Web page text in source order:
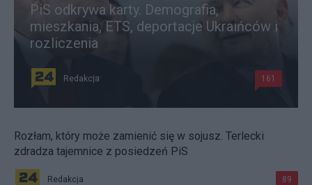
PiS odkrywa karty. Demografia,
mieszkania, ETS, deportacje Ukraińców i
rozliczenia
Redakcja 161
Rozłam, który może zamienić się w sojusz. Terlecki
zdradza tajemnice z posiedzeń PiS
Redakcja 89